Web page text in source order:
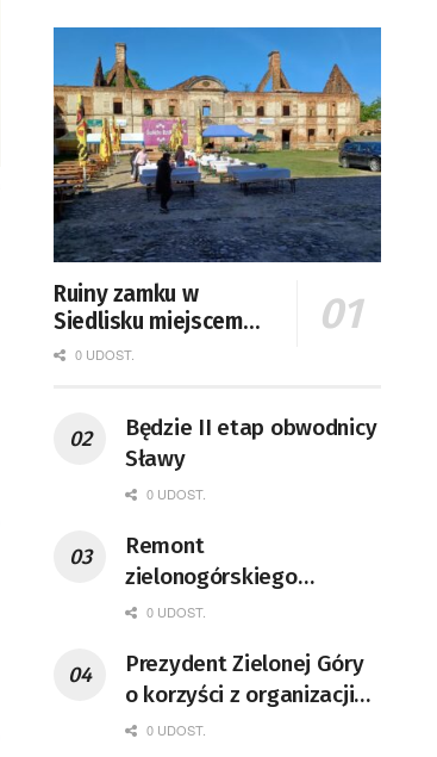
Ruiny zamku w
Siedlisku miejscem
święta plonów
0 UDOST.
Będzie II etap obwodnicy
Sławy
0 UDOST.
Remont
zielonogórskiego
deptaka zgodnie z
0 UDOST.
Prezydent Zielonej Góry
o korzyści z organizacji
mety Tour de Pologne
0 UDOST.